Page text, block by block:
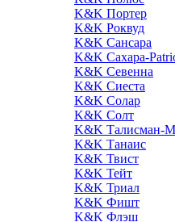
K&K Портер
K&K Роквуд
K&K Сансара
K&K Сахара-
K&K Севенна
K&K Сиеста
K&K Солар
K&K Солт
K&K Талисман-
K&K Танаис
K&K Твист
K&K Тейт
K&K Триал
K&K Фишт
K&K Флэш